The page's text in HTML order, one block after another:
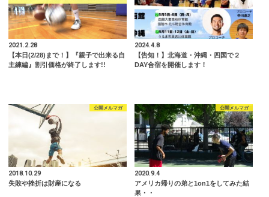
2021.2.28
【本日(2/28)まで！】『親子で出来る自
主練編』割引価格が終了します!!
2024.4.8
【告知！】北海道・沖縄・四国で２
DAY合宿を開催します！
公開メルマガ
2018.10.29
失敗や挫折は財産になる
公開メルマガ
2020.9.4
アメリカ帰りの弟と1on1をしてみた結
果・・